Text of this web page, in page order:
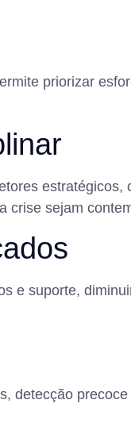
priorizar
estratégicos,
crise sejam
e suporte,
detecção